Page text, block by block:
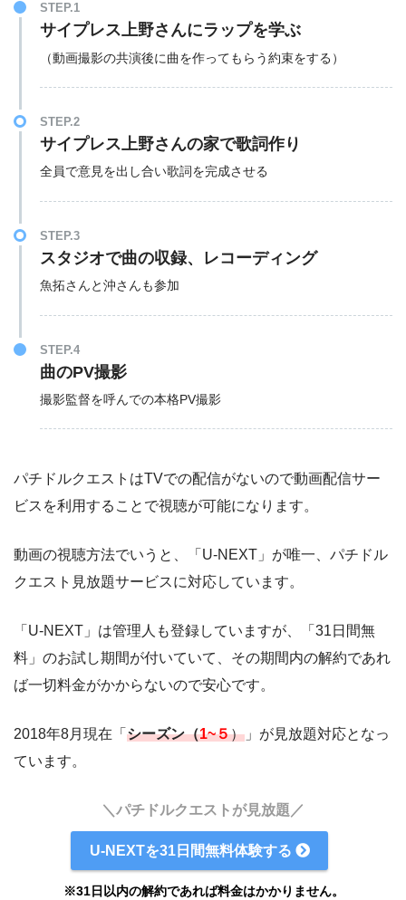
STEP.1
サイプレス上野さんにラップを学ぶ
（動画撮影の共演後に曲を作ってもらう約束をする）
STEP.2
サイプレス上野さんの家で歌詞作り
全員で意見を出し合い歌詞を完成させる
STEP.3
スタジオで曲の収録、レコーディング
魚拓さんと沖さんも参加
STEP.4
曲のPV撮影
撮影監督を呼んでの本格PV撮影
パチドルクエストはTVでの配信がないので動画配信サー
ビスを利用することで視聴が可能になります。
動画の視聴方法でいうと、「U-NEXT」が唯一、パチドル
クエスト見放題サービスに対応しています。
「U-NEXT」は管理人も登録していますが、「31日間無
料」のお試し期間が付いていて、その期間内の解約であれ
ば一切料金がかからないので安心です。
2018年8月現在「 シーズン（1~５） 」が見放題対応となっ
ています。
＼パチドルクエストが見放題／
U-NEXTを31日間無料体験する
※31日以内の解約であれば料金はかかりません。